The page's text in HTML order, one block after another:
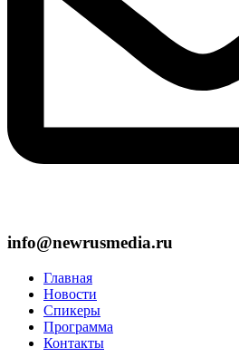
info@newrusmedia.ru
Главная
Новости
Спикеры
Программа
Контакты